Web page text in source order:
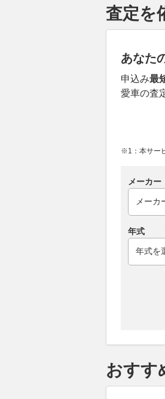
査定を
あなた
申込み最
愛車の査
※1：本サー
メーカー
年式
おすす